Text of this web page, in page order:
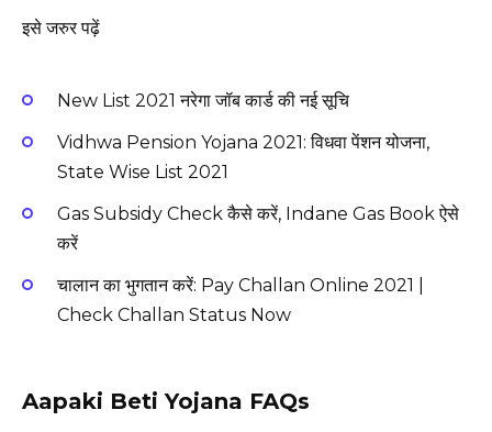
इसे जरुर पढ़ें
New List 2021 नरेगा जॉब कार्ड की नई सूचि
Vidhwa Pension Yojana 2021: विधवा पेंशन योजना,
State Wise List 2021
Gas Subsidy Check कैसे करें, Indane Gas Book ऐसे
करें
चालान का भुगतान करें: Pay Challan Online 2021 |
Check Challan Status Now
Aapaki Beti Yojana FAQs